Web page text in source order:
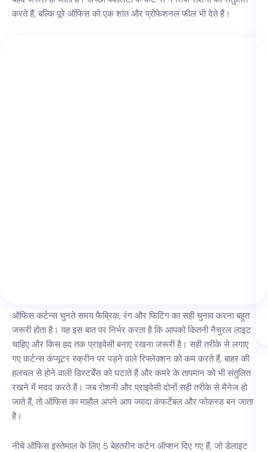
करते हैं, बल्कि पूरे ऑफिस को एक शांत और प्रोफेशनल फील भी देते हैं।
ऑफिस कर्टन्स चुनते समय फैब्रिक, रंग और फिटिंग का सही चुनाव करना बहुत
जरूरी होता है। यह इस बात पर निर्भर करता है कि आपको कितनी नैचुरल लाइट
चाहिए और किस हद तक प्राइवेसी बनाए रखना जरूरी है। सही तरीके से लगाए
गए कर्टन्स कंप्यूटर स्क्रीन पर पड़ने वाले रिफ्लेक्शन को कम करते हैं, बाहर की
हलचल से होने वाली डिस्टर्बेंस को घटाते हैं और कमरे के तापमान को भी संतुलित
रखने में मदद करते हैं। जब रोशनी और प्राइवेसी दोनों सही तरीके से मैनेज हो
जाते हैं, तो ऑफिस का माहौल अपने आप ज्यादा कंफर्टेबल और फोकस्ड बन जाता
है।
नीचे ऑफिस इस्तेमाल के लिए 5 बेहतरीन कर्टन ऑप्शन दिए गए हैं, जो डेलाइट